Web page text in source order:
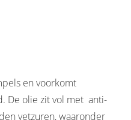
en voorkomt
De olie zit vol met anti-
vetzuren, waaronder